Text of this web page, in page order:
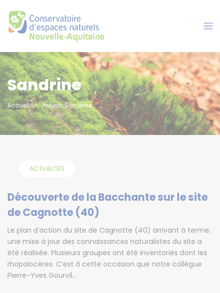
Sandrine
Accueil Auteur: Sandrine
ACTUALITÉS
Découverte de la Bacchante sur le site
de Cagnotte (40)
Le plan d’action du site de Cagnotte (40) arrivant à terme,
une mise à jour des connaissances naturalistes du site a
été réalisée. Plusieurs groupes ont été inventoriés dont les
rhopalocères. C’est à cette occasion que notre collègue
Pierre-Yves Gourvil...